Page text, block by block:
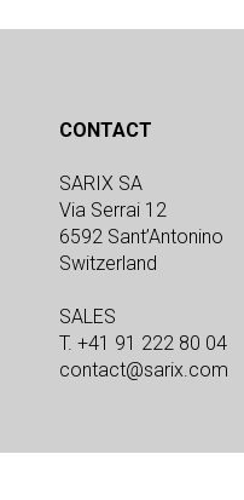
CONTACT
SARIX SA
Via Serrai 12
6592 Sant’Antonino
Switzerland
SALES
T. +41 91 222 80 04
contact@sarix.com